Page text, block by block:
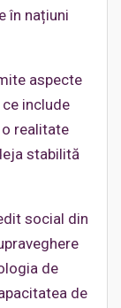
în națiuni
aspecte
include
realitate
stabilită
social din
de
de